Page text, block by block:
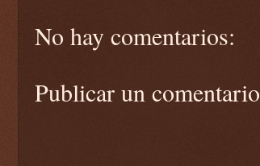
No hay comentarios:
Publicar un comentario